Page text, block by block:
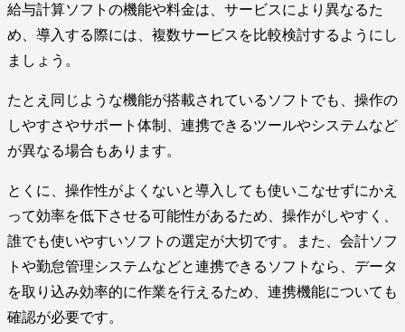
給与計算ソフトの機能や料金は、サービスにより異なるた
め、導入する際には、複数サービスを比較検討するようにし
ましょう。
たとえ同じような機能が搭載されているソフトでも、操作の
しやすさやサポート体制、連携できるツールやシステムなど
が異なる場合もあります。
とくに、操作性がよくないと導入しても使いこなせずにかえ
って効率を低下させる可能性があるため、操作がしやすく、
誰でも使いやすいソフトの選定が大切です。また、会計ソフ
トや勤怠管理システムなどと連携できるソフトなら、データ
を取り込み効率的に作業を行えるため、連携機能についても
確認が必要です。